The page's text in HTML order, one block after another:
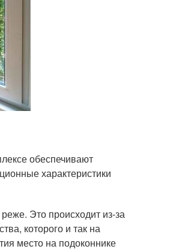
обеспечивают
характеристики
Это происходит из-за
которого и так на
место на подоконнике